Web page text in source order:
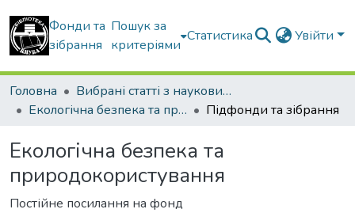
Фонди та
зібрання
Пошук за
критеріями
Статистика Увійти
Головна
Вибрані статті з наукових збірників КНУБА
Екологічна безпека та природокористування
Підфонди та зібрання
Екологічна безпека та
природокористування
Постійне посилання на фонд